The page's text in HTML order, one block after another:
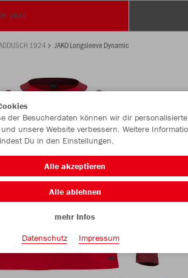
1924
1924 JAKO Longsleeve Dynamic
der Besucherdaten können wir dir personalisierte
unsere Website verbessern. Weitere
Du in den Einstellungen.
Alle akzeptieren
Alle ablehnen
mehr Infos
Datenschutz
Impressum